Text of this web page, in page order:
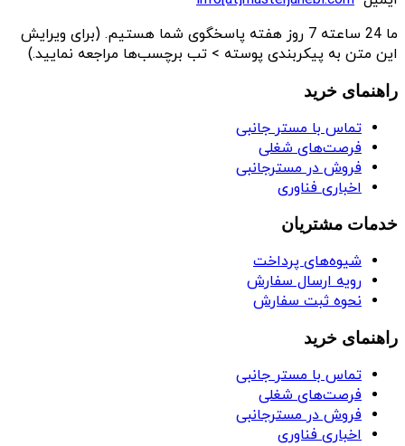
ما 24 ساعته 7 روز هفته پاسخگوی شما هستیم. (برای ویرایش
این متن به پیکربندی پوسته > تب برچسب‌ها مراجعه نمایید.)
راهنمای خرید
تماس با مستر جانبی
فرصت‌های شغلی
فروش در مسترجانبی
اخباری فناوری
خدمات مشتریان
شیوه‌های پرداخت
رویه ارسال سفارش
نحوه ثبت سفارش
راهنمای خرید
تماس با مستر جانبی
فرصت‌های شغلی
فروش در مسترجانبی
اخباری فناوری